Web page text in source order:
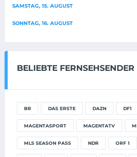
SAMSTAG, 15. AUGUST
SONNTAG, 16. AUGUST
BELIEBTE FERNSEHSENDER
BR DAS ERSTE DAZN DF1
MAGENTASPORT MAGENTATV
MLS SEASON PASS NDR ORF 1